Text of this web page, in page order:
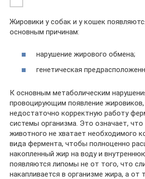
Жировики у собак и у кошек
основным причинам:
нарушение жирового обмена;
генетическая
К основным метаболическим
провоцирующим появление
недостаточно корректную работу
системы организма. Это означает, что
животного не хватает необходимого
вида фермента, чтобы полноценно
накопленный жир на воду и
появляются липомы не от того, что
накапливается в организме жира, а от